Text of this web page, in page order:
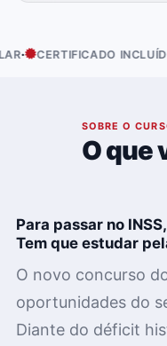
INCLUÍDO·
SOBRE O
O que
Para passar no
Tem que estudar
O novo concurso
oportunidades do
Diante do déficit